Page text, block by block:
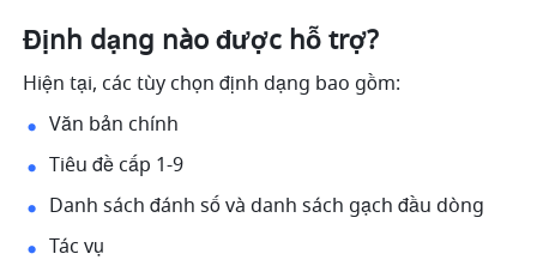
Định dạng nào được hỗ trợ?
Hiện tại, các tùy chọn định dạng bao gồm:
Văn bản chính
Tiêu đề cấp 1-9
Danh sách đánh số và danh sách gạch đầu dòng
Tác vụ